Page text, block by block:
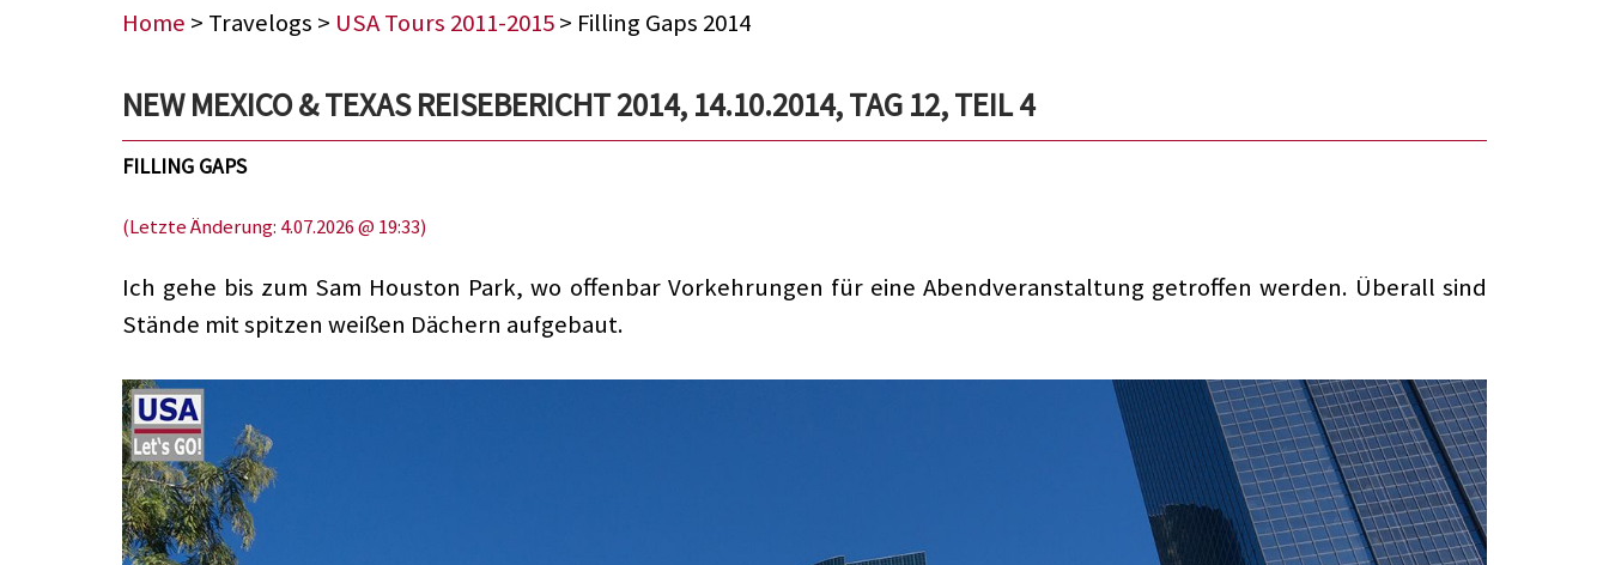
Home > Travelogs > USA Tours 2011-2015> Filling Gaps 2014
NEW MEXICO & TEXAS REISEBERICHT 2014, 14.10.2014, TAG 12, TEIL 4
FILLING GAPS
(Letzte Änderung: 4.07.2026 @ 19:33)
Ich gehe bis zum Sam Houston Park, wo offenbar Vorkehrungen für eine Abendveranstaltung getroffen werden. Überall sind
Stände mit spitzen weißen Dächern aufgebaut.